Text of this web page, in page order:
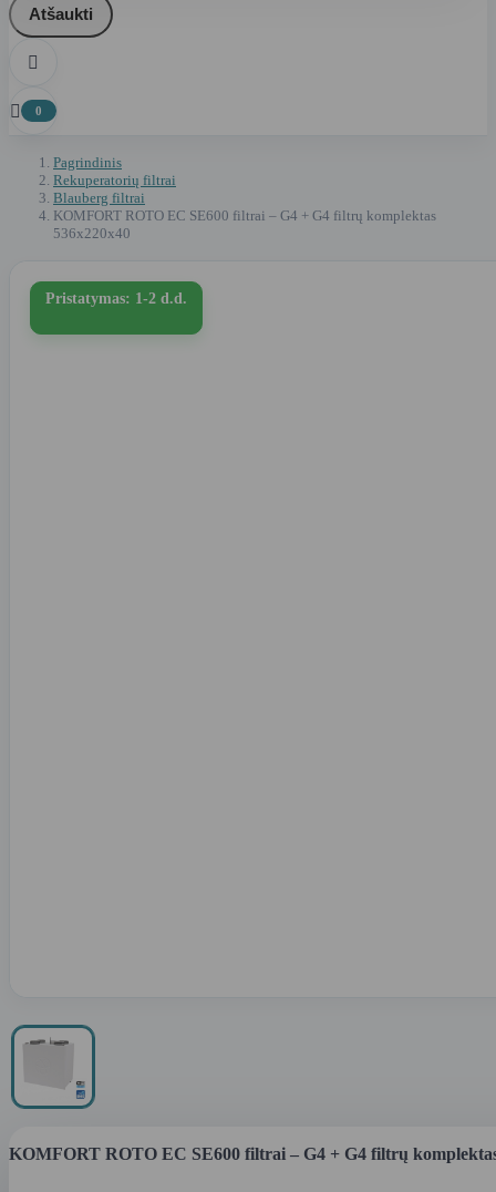
Atšaukti

 0
Pagrindinis
Rekuperatorių filtrai
Blauberg filtrai
KOMFORT ROTO EC SE600 filtrai – G4 + G4 filtrų komplektas
536x220x40
Pristatymas: 1-2 d.d.
KOMFORT ROTO EC SE600 filtrai – G4 + G4 filtrų